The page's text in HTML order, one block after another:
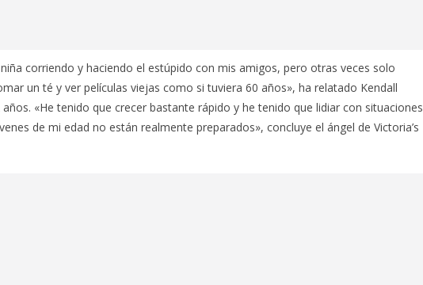
corriendo y haciendo el estúpido con mis amigos, pero otras veces solo
un té y ver películas viejas como si tuviera 60 años», ha relatado Kendall
«He tenido que crecer bastante rápido y he tenido que lidiar con situaciones
de mi edad no están realmente preparados», concluye el ángel de Victoria’s